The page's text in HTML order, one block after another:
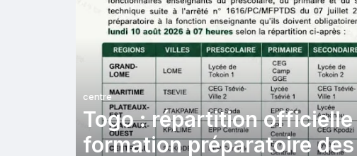
centre
Togo : répartition officielle
formation préparatoire